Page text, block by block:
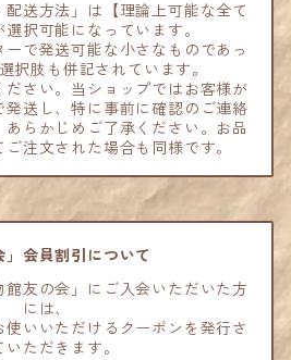
送方法」は【理論上可能な全て
択可能になっています。
で発送可能な小さなものであっ
択肢も併記されています。
ださい。当ショップではお客様が
送し、特に事前に確認のご連絡
らかじめご了承ください。お品
注文された場合も同様です。
」会員割引について
館友の会」にご入会いただいた方
には、
いいただけるクーポンを発行さ
いただきます。